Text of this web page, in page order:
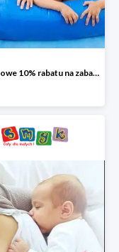
Dodatkowe 10% rabatu na zabawki ogrodowe i baseny